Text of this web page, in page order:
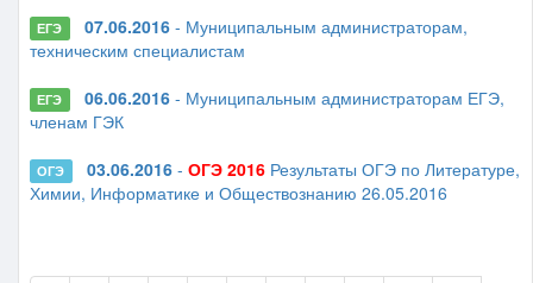
ЕГЭ 07.06.2016- Муниципальным администраторам,
техническим специалистам
ЕГЭ 06.06.2016- Муниципальным администраторам ЕГЭ,
членам ГЭК
ОГЭ 03.06.2016- ОГЭ 2016Результаты ОГЭ по Литературе,
Химии, Информатике и Обществознанию 26.05.2016